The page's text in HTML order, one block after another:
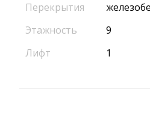
Перекрытия
Этажность
9
Лифт
1